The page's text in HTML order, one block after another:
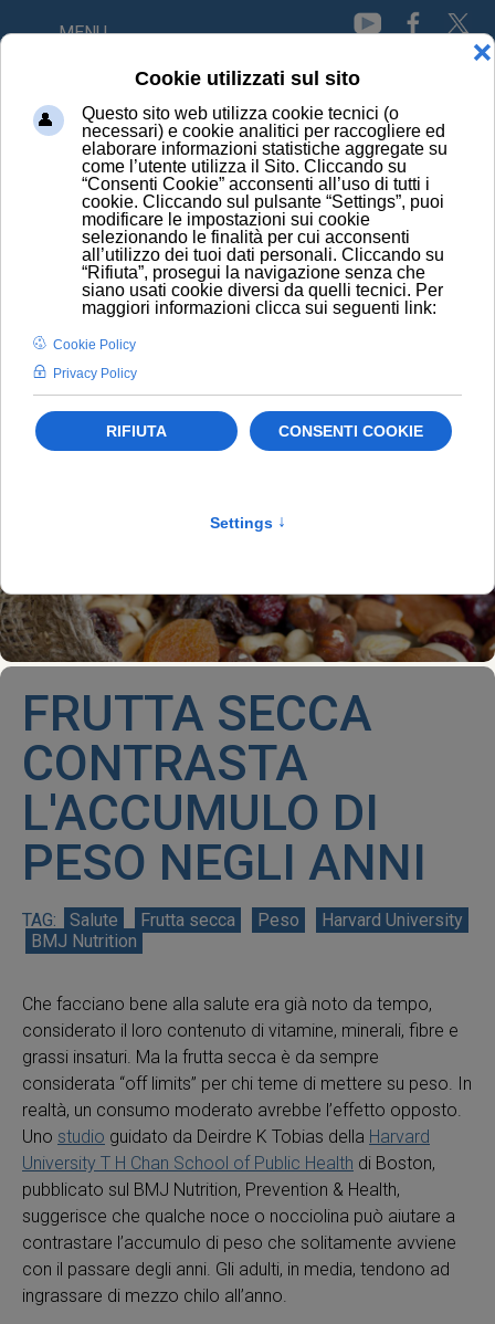
MENU
FRUTTA SECCA CONTRASTA L'ACCUMULO DI PESO NEGLI
ANNI
FRUTTA SECCA
CONTRASTA
L'ACCUMULO DI
PESO NEGLI ANNI
Salute Frutta secca Peso
Harvard University
BMJ Nutrition
Che facciano bene alla salute era già noto da tempo,
considerato il loro contenuto di vitamine, minerali, fibre e
grassi insaturi. Ma la frutta secca è da sempre
considerata “off limits” per chi teme di mettere su peso. In
realtà, un consumo moderato avrebbe l’effetto opposto.
Uno studio guidato da Deirdre K Tobias della Harvard
University T H Chan School of Public Health di Boston,
pubblicato sul BMJ Nutrition, Prevention & Health,
suggerisce che qualche noce o nocciolina può aiutare a
contrastare l’accumulo di peso che solitamente avviene
con il passare degli anni. Gli adulti, in media, tendono ad
ingrassare di mezzo chilo all’anno.